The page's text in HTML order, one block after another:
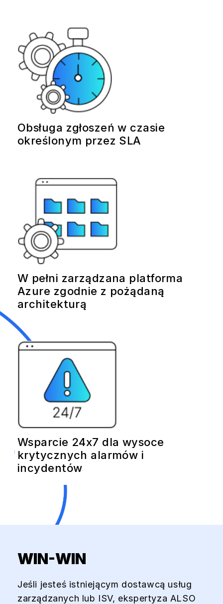
Obsługa zgłoszeń w czasie
określonym przez SLA
W pełni zarządzana platforma
Azure zgodnie z pożądaną
architekturą
Wsparcie 24x7 dla wysoce
krytycznych alarmów i
incydentów
WIN-WIN
Jeśli jesteś istniejącym dostawcą usług
zarządzanych lub ISV, ekspertyza ALSO